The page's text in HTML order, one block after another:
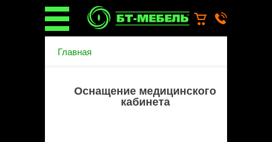
О бренде
Каталог
Главная
Оснащение медицинского
кабинета